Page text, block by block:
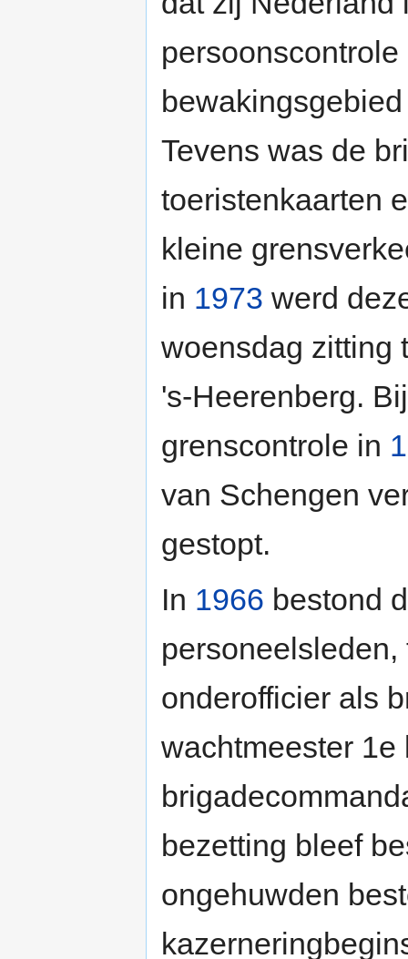
Tevens was de
toeristenkaarten
kleine
in 1973 werd
woensdag zitting
's-Heerenberg.
grenscontrole in
van Schengen
gestopt.
In 1966 bestond
onderofficier als
wachtmeester
bezetting bleef
ongehuwden